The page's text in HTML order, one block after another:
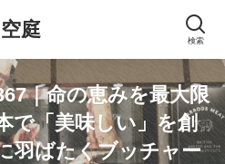
空庭 検索
｜命の恵みを最大限
で「美味しい」を創
羽ばたくブッチャー